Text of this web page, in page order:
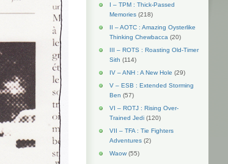
I – TPM : Thick-Passed
Memories (218)
II – AOTC : Amazing Oysterlike
Thinking Chewbacca (20)
III – ROTS : Roasting Old-Timer
Sith (114)
IV – ANH : A New Hole (29)
V – ESB : Extended Storming
Ben (57)
VI – ROTJ : Rising Over-
Trained Jedi (120)
VII – TFA : Tie Fighters
Adventures (2)
Waow (55)